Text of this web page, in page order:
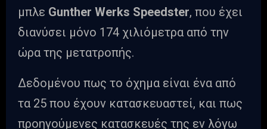
μπλε Gunther Werks Speedster, που έχει
διανύσει μόνο 174 χιλιόμετρα από την
ώρα της μετατροπής.
Δεδομένου πως το όχημα είναι ένα από
τα 25 που έχουν κατασκευαστεί, και πως
προηγούμενες κατασκευές της εν λόγω